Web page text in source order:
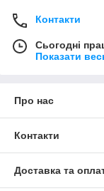
Контакти
Сьогодні
Показати
Про нас
Контакти
Доставка та